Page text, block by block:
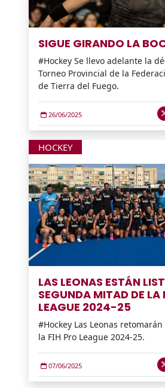
SIGUE GIRANDO LA
#Hockey Se llevo adelante la
Torneo Provincial de la
de Tierra del Fuego.
26/06/2025
HOCKEY
LAS LEONAS ESTÁN
SEGUNDA MITAD DE LA
LEAGUE 2024-25
#Hockey Las Leonas
la FIH Pro League 2024-25.
07/06/2025